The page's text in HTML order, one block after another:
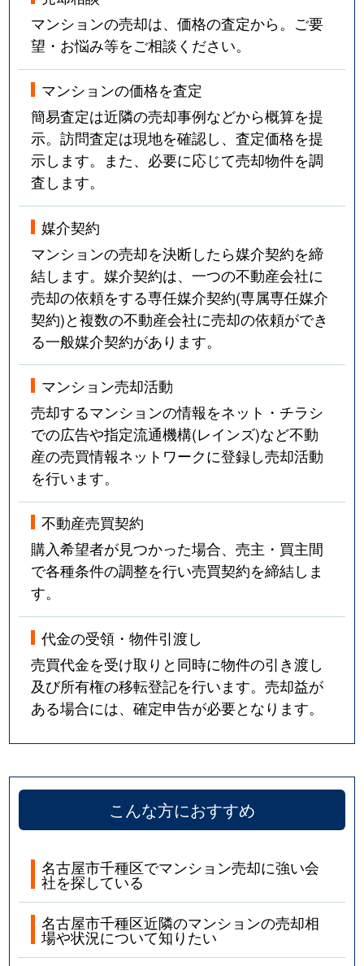
3,600万円
吹上(愛知)
富士見台
3,100万円
富士見台
1,500万円
富士見台
3,800万円
自由ケ丘(愛知)
富士見台
4,000万円
自由ケ丘(愛知)
富士見台
3,800万円
自由ケ丘(愛知)
富士見台
3,500万円
自由ケ丘(愛知)
法王町
9,000万円
覚王山
法王町
5,200万円
覚王山
法王町
12,000万円
覚王山
豊年町
4,100万円
千種
星が丘山手
5,400万円
星ケ丘(愛知)
星が丘山手
星が丘山手
穂波町
4,200万円
覚王山
穂波町
丸山町
3,500万円
御影町
2,700万円
茶屋ケ坂
四谷通
6,000万円
名古屋大学
若水
1,900万円
池下
若水
2,300万円 池下
マンションの売却は、価格の査定から。ご要
望・お悩み等をご相談ください。
マンションの価格を査定
簡易査定は近隣の売却事例などから概算を提
示。訪問査定は現地を確認し、査定価格を提
示します。また、必要に応じて売却物件を調
査します。
媒介契約
マンションの売却を決断したら媒介契約を締
結します。媒介契約は、一つの不動産会社に
売却の依頼をする専任媒介契約(専属専任媒介
契約)と複数の不動産会社に売却の依頼ができ
る一般媒介契約があります。
マンション売却活動
売却するマンションの情報をネット・チラシ
での広告や指定流通機構(レインズ)など不動
産の売買情報ネットワークに登録し売却活動
を行います。
不動産売買契約
購入希望者が見つかった場合、売主・買主間
で各種条件の調整を行い売買契約を締結しま
す。
代金の受領・物件引渡し
売買代金を受け取りと同時に物件の引き渡し
及び所有権の移転登記を行います。売却益が
ある場合には、確定申告が必要となります。
こんな方におすすめ
名古屋市千種区でマンション売却に強い会
社を探している
名古屋市千種区近隣のマンションの売却相
場や状況について知りたい